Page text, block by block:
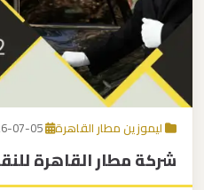
اتصل بنا
EN
ليموزين مطار القاهرة
شركة مطار القاهرة
برج
العرب
القاهرة
مكاتب
ليموزين